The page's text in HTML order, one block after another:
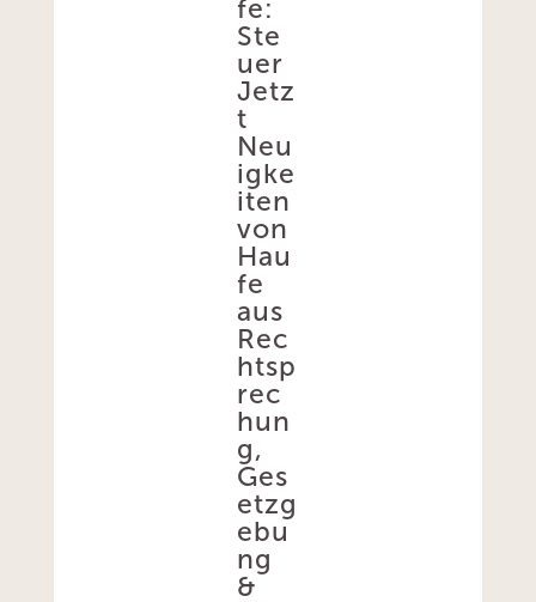
fe:
Ste
uer
Jetz
t
Neu
igke
iten
von
Hau
fe
aus
Rec
htsp
rec
hun
g,
Ges
etzg
ebu
ng
&